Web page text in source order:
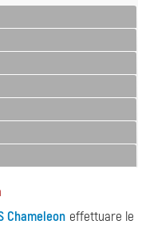
Chameleon effettuare le